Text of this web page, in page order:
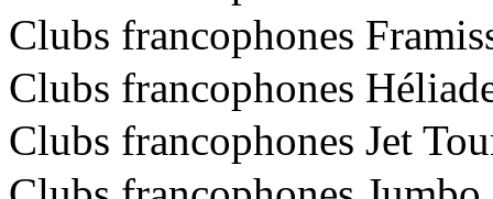
Clubs francophones
Clubs francophones
Clubs francophones Jet